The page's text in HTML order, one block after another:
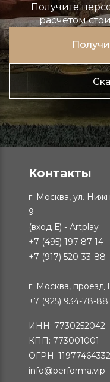
Получите
расчетом
Контакты
г. Москва, ул.
9
(вход Е) - Artplay
+7 (495) 197-87-14
+7 (917) 520-33-88
г. Москва, проезд
+7 (925) 934-78-88
ИНН: 7730252042
КПП: 773001001
ОГРН:
info@performa.vip